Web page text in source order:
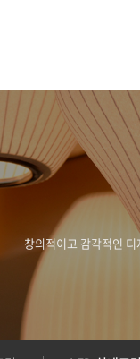
창의적이고 감각적인